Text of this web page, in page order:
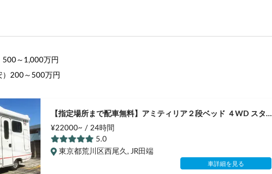
500～1,000万円
200～500万円
【指定場所まで配車無料】アミティリア２段ベッド ４WD スタッ
ドレスタイヤ 新車
¥22000~ / 24時間
5.0
東京都荒川区西尾久 , JR田端
車詳細を見る